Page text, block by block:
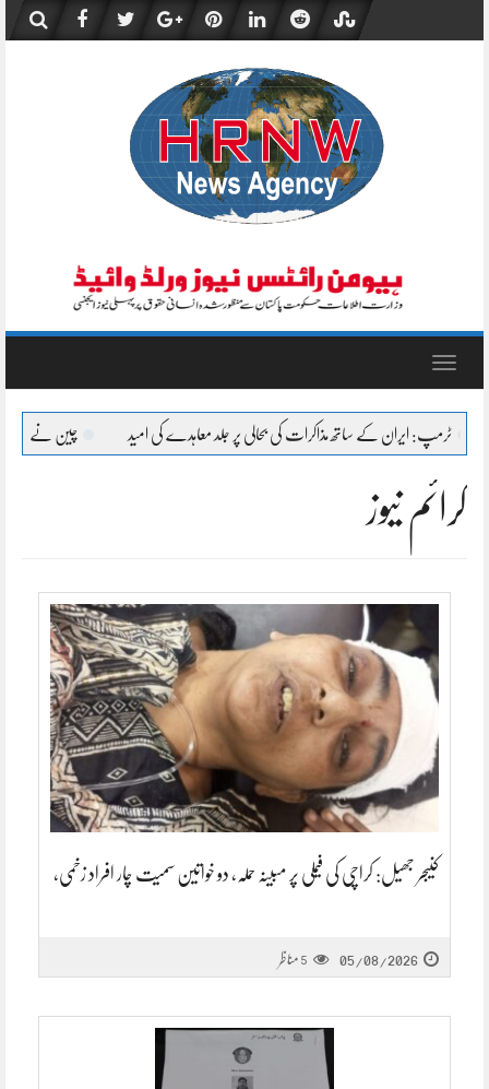
content
Toggle
کی بحالی پر جلد معاہدے کی امید چین نے H-6N بمبار کی پہلی پرواز کی تصاویر جاری کر دیں، جدید میزائل صلاحیتوں کا مظاہرہ
کرائم نیوز
کنیجر جھیل: کراچی کی فیملی پر مبینہ حملہ، دو خواتین سمیت چار افراد زخمی،
05/08/2026
5 مناظر